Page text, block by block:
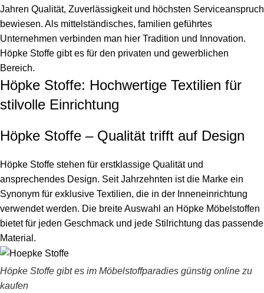
Jahren Qualität, Zuverlässigkeit und höchsten Serviceanspruch
bewiesen. Als mittelständisches, familien geführtes
Unternehmen verbinden man hier Tradition und Innovation.
Höpke Stoffe gibt es für den privaten und gewerblichen
Bereich.
Höpke Stoffe: Hochwertige Textilien für
stilvolle Einrichtung
Höpke Stoffe – Qualität trifft auf Design
Höpke Stoffe stehen für erstklassige Qualität und
ansprechendes Design. Seit Jahrzehnten ist die Marke ein
Synonym für exklusive Textilien, die in der Inneneinrichtung
verwendet werden. Die breite Auswahl an Höpke Möbelstoffen
bietet für jeden Geschmack und jede Stilrichtung das passende
Material.
Höpke Stoffe gibt es im Möbelstoffparadies günstig online zu
kaufen